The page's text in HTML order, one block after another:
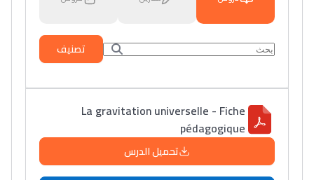
تصنيف
La gravitation universelle - Fiche
pédagogique
تحميل الدرس